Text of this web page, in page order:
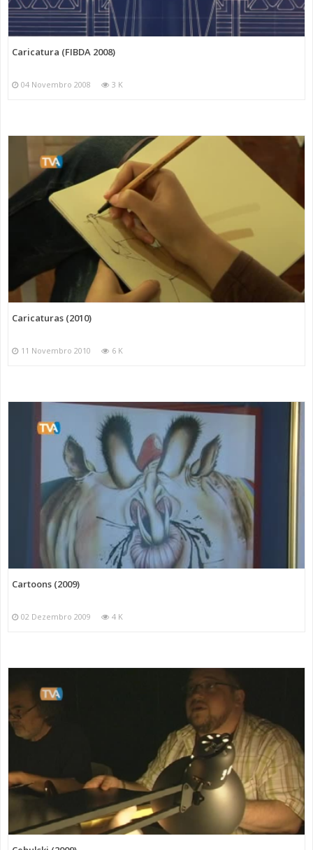
Caricatura (FIBDA 2008)
04 Novembro 2008 3 K
Caricaturas (2010)
11 Novembro 2010 6 K
Cartoons (2009)
02 Dezembro 2009 4 K